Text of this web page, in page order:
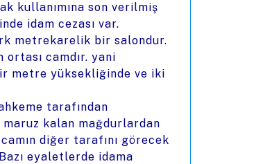
kullanımına son verilmiş
idam cezası var.
metrekarelik bir salondur.
camdır. yani
metre yüksekliğinde ve iki
tarafından
kalan mağdurlardan
diğer tarafını görecek
eyaletlerde idama